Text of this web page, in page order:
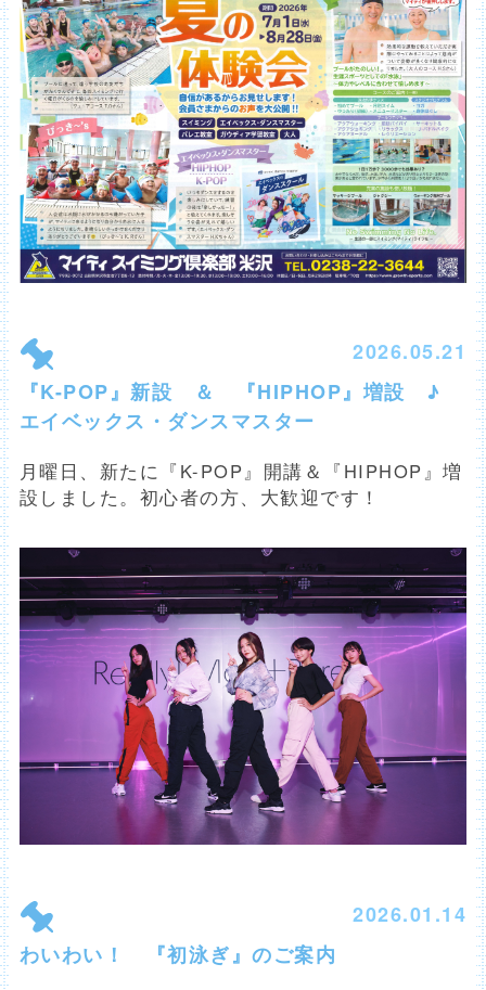
2026.05.21
『K-POP』新設 ＆ 『HIPHOP』増設 ♪
エイベックス・ダンスマスター
月曜日、新たに『K-POP』開講＆『HIPHOP』増
設しました。初心者の方、大歓迎です！
2026.01.14
わいわい！ 『初泳ぎ』のご案内